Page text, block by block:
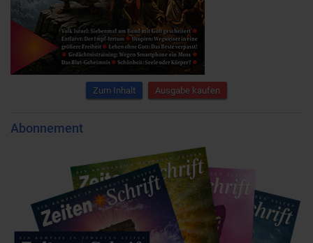
Zum Inhalt Ausgabe kaufen
Abonnement